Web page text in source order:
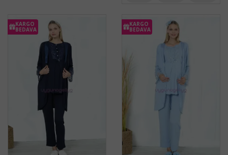
KARGO
BEDAVA
KARGO
BEDAVA